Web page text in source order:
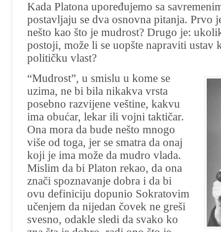
Kada Platona upoređujemo sa
postavljaju se dva osnovna pitanja. Prvo
nešto kao što je mudrost? Drugo je:
postoji, može li se uopšte napraviti ustav
političku vlast?
“Mudrost”, u smislu u kome se
uzima, ne bi bila nikakva vrsta
posebno razvijene veštine, kakvu
ima obućar, lekar ili vojni taktičar.
Ona mora da bude nešto mnogo
više od toga, jer se smatra da onaj
koji je ima može da mudro vlada.
Mislim da bi Platon rekao, da ona
znači spoznavanje dobra i da bi
ovu definiciju dopunio Sokratovim
učenjem da nijedan čovek ne greši
svesno, odakle sledi da svako ko